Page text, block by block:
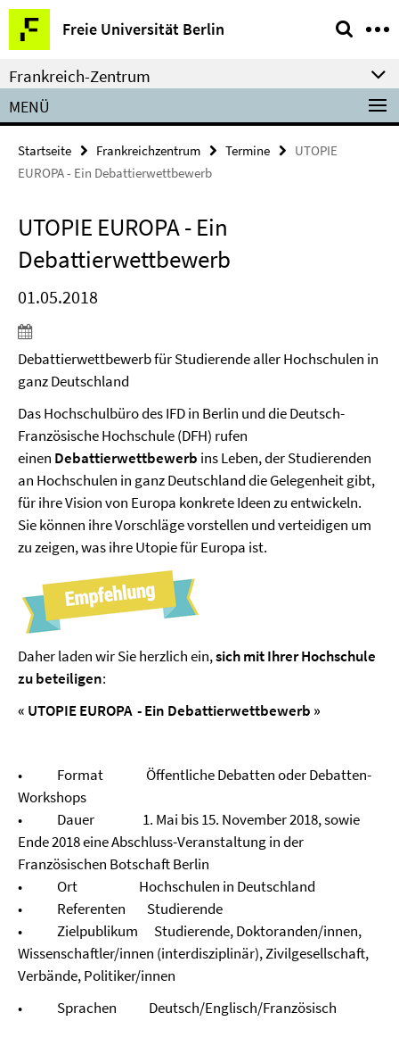
Springe
direkt
zu
Inhalt
Freie Universität Berlin
Service-
Navigation
Frankreich-Zentrum
MENÜ
Startseite Frankreichzentrum Termine
UTOPIE
EUROPA - Ein Debattierwettbewerb
UTOPIE EUROPA - Ein
Debattierwettbewerb
01.05.2018
Debattierwettbewerb für Studierende aller Hochschulen in
ganz Deutschland
Das Hochschulbüro des IFD in Berlin und die Deutsch-
Französische Hochschule (DFH) rufen
einen Debattierwettbewerb ins Leben, der Studierenden
an Hochschulen in ganz Deutschland die Gelegenheit gibt,
für ihre Vision von Europa konkrete Ideen zu entwickeln.
Sie können ihre Vorschläge vorstellen und verteidigen um
zu zeigen, was ihre Utopie für Europa ist.
Daher laden wir Sie herzlich ein,sich mit Ihrer Hochschule
zu beteiligen:
« UTOPIE EUROPA - Ein Debattierwettbewerb »
• Format Öffentliche Debatten oder Debatten-
Workshops
• Dauer 1. Mai bis 15. November 2018, sowie
Ende 2018 eine Abschluss-Veranstaltung in der
Französischen Botschaft Berlin
• Ort Hochschulen in Deutschland
• Referenten Studierende
• Zielpublikum Studierende, Doktoranden/innen,
Wissenschaftler/innen (interdisziplinär), Zivilgesellschaft,
Verbände, Politiker/innen
• Sprachen Deutsch/Englisch/Französisch